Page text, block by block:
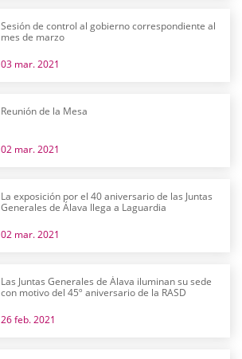
Sesión de control al gobierno correspondiente al
mes de marzo
03 mar. 2021
Reunión de la Mesa
02 mar. 2021
La exposición por el 40 aniversario de las Juntas
Generales de Álava llega a Laguardia
02 mar. 2021
Las Juntas Generales de Álava iluminan su sede
con motivo del 45º aniversario de la RASD
26 feb. 2021